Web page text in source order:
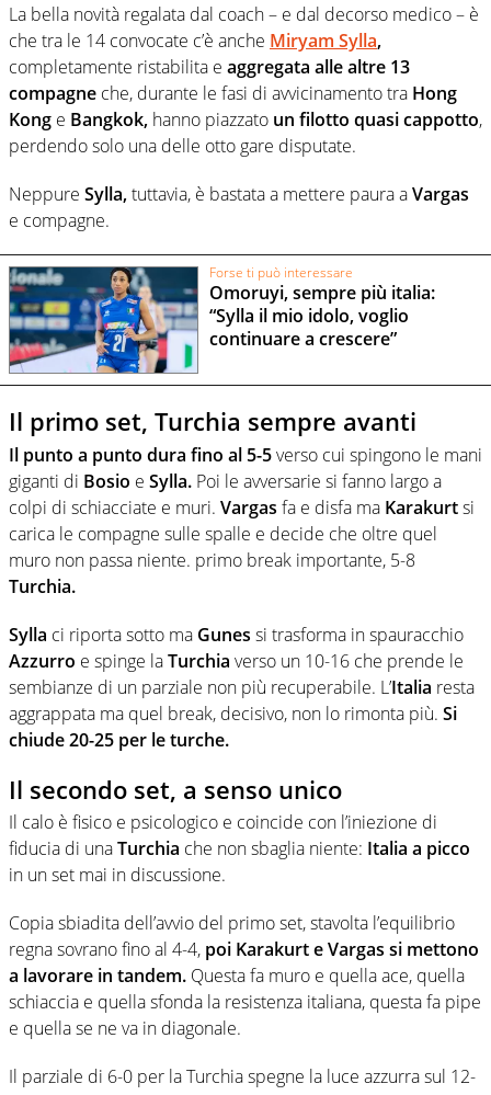
La bella novità regalata dal coach – e dal decorso medico – è
che tra le 14 convocate c’è anche Miryam Sylla,
completamente ristabilita e aggregata alle altre 13
compagne che, durante le fasi di avvicinamento tra Hong
Kong e Bangkok, hanno piazzato un filotto quasi cappotto,
perdendo solo una delle otto gare disputate.
Neppure Sylla,tuttavia, è bastata a mettere paura aVargas
e compagne.
Forse ti può interessare
Omoruyi, sempre più italia:
“Sylla il mio idolo, voglio
continuare a crescere”
Il primo set, Turchia sempre avanti
Il punto a punto dura fino al 5-5verso cui spingono le mani
giganti di Bosio e Sylla. Poi le avversarie si fanno largo a
colpi di schiacciate e muri. Vargas fa e disfa ma Karakurtsi
carica le compagne sulle spalle e decide che oltre quel
muro non passa niente. primo break importante, 5-8
Turchia.
Sylla ci riporta sotto ma Gunes si trasforma in spauracchio
Azzurro e spinge laTurchia verso un 10-16 che prende le
sembianze di un parziale non più recuperabile. L’Italia resta
aggrappata ma quel break, decisivo, non lo rimonta più. Si
chiude 20-25 per le turche.
Il secondo set, a senso unico
Il calo è fisico e psicologico e coincide con l’iniezione di
fiducia di unaTurchia che non sbaglia niente: Italia a picco
in un set mai in discussione.
Copia sbiadita dell’avvio del primo set, stavolta l’equilibrio
regna sovrano fino al 4-4, poi Karakurt e Vargas si mettono
a lavorare in tandem. Questa fa muro e quella ace, quella
schiaccia e quella sfonda la resistenza italiana, questa fa pipe
e quella se ne va in diagonale.
Il parziale di 6-0 per la Turchia spegne la luce azzurra sul 12-